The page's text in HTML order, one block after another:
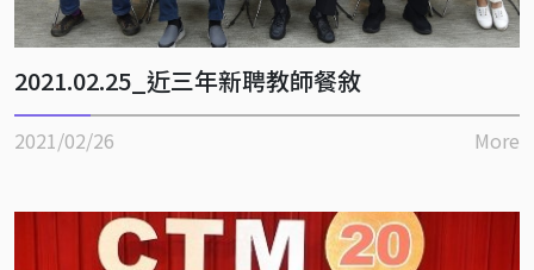
2021.02.25_近三年新聘教師餐敘
2021/02/26 More